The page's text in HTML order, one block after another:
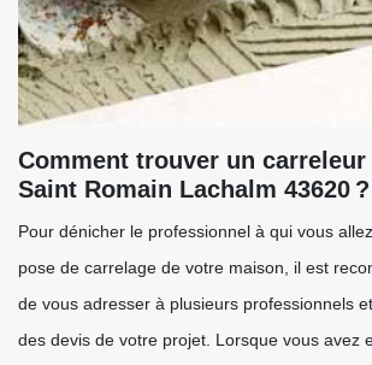
Comment trouver un carreleur
Saint Romain Lachalm 43620 ?
Pour dénicher le professionnel à qui vous
pose de carrelage de votre maison, il est
de vous adresser à plusieurs professionnels
des devis de votre projet. Lorsque vous avez